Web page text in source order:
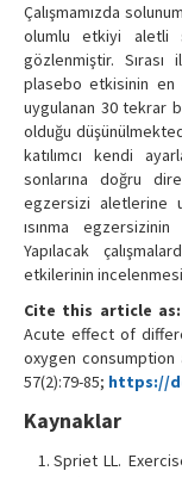
Çalışmamızda
olumlu etkiyi aletli
gözlenmiştir.
plasebo etkisinin en
uygulanan 30 tekrar
olduğu
katılımcı kendi
sonlarına doğru
egzersizi aletlerine
ısınma
Yapılacak
etkilerinin
Cite this article as:
Acute effect of
oxygen
57(2):79-85; https://
Kaynaklar
Spriet LL.